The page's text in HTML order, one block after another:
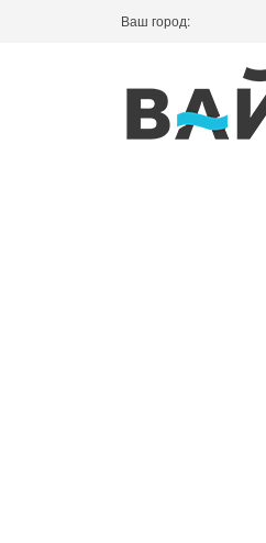
Ваш город: